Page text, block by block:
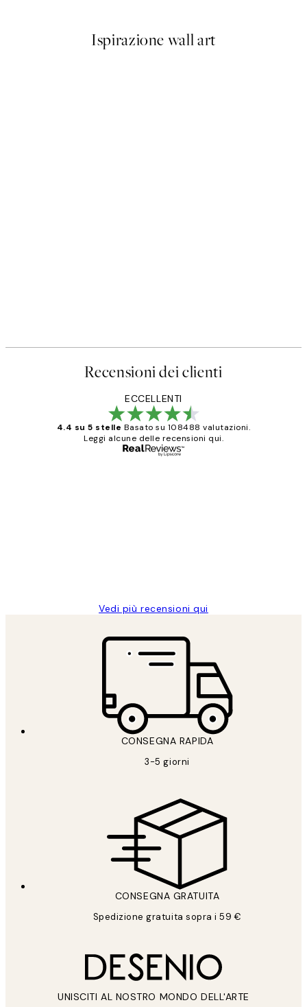
Ispirazione wall art
Recensioni dei clienti
ECCELLENTI
4.4 su 5 stelle Basato su 108488 valutazioni.
Leggi alcune delle recensioni qui.
Vedi più recensioni qui
CONSEGNA RAPIDA
3-5 giorni
CONSEGNA GRATUITA
Spedizione gratuita sopra i 59 €
UNISCITI AL NOSTRO MONDO DELL'ARTE